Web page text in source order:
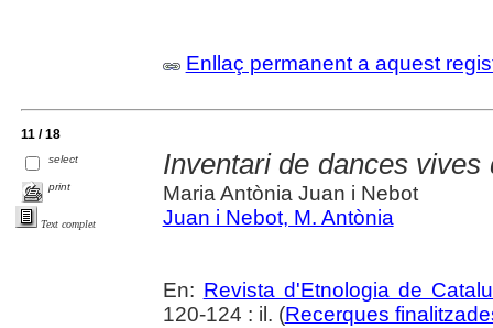
Enllaç permanent a aquest
11 / 18
select
print
Text complet
Inventari de dances
Maria Antònia Juan i Nebot
Juan i Nebot, M. Antònia
En: Revista d'Etnologia de
120-124 : il. (Recerques